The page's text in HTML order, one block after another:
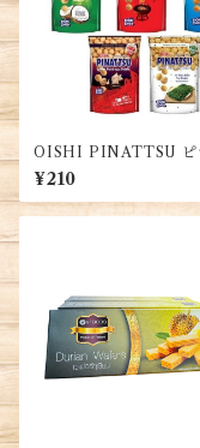
OISHI PINATTSU ピ
ツ スナック・Đậu
hông Chiên
¥210